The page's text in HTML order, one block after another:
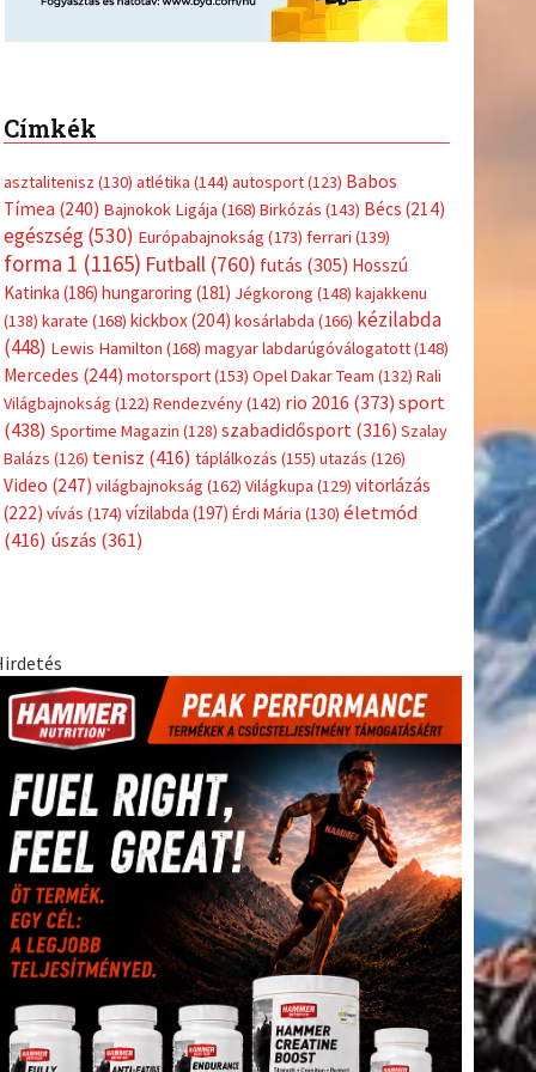
Címkék
asztalitenisz (130) atlétika (144) autosport(123) Babos
Tímea (240) Bajnokok Ligája (168) Birkózás (143) Bécs (214)
egészség(530) Európabajnokság (173) ferrari (139)
forma 1 (1165) Futball(760) futás (305) Hosszú
Katinka (186) hungaroring (181) Jégkorong (148) kajakkenu
(138) karate (168) kickbox(204) kosárlabda (166) kézilabda
(448) Lewis Hamilton (168) magyar labdarúgóválogatott(148)
Mercedes (244) motorsport(153) Opel Dakar Team (132) Rali
Világbajnokság (122) Rendezvény(142) rio 2016 (373) sport
(438) Sportime Magazin (128) szabadidősport (316) Szalay
Balázs (126) tenisz (416) táplálkozás (155) utazás (126)
Video (247) világbajnokság (162) Világkupa (129) vitorlázás
(222) vívás (174) vízilabda (197) Érdi Mária (130) életmód
(416) úszás (361)